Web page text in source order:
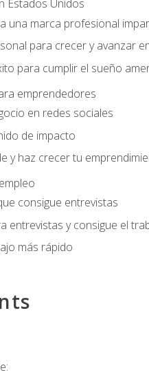
Estados Unidos
una marca profesional
para crecer y avanzar
para cumplir el sueño
emprendedores
en redes sociales
de impacto
y haz crecer tu
consigue entrevistas
entrevistas y consigue el
más rápido